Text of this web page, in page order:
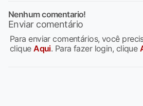
Nenhum comentario!
Enviar comentário
Para enviar comentários, você
cliqueAqui. Para fazer login, clique